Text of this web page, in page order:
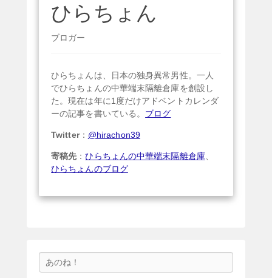
ひらちょん
ブロガー
ひらちょんは、日本の独身異常男性。一人
でひらちょんの中華端末隔離倉庫を創設し
た。現在は年に1度だけアドベントカレンダ
ーの記事を書いている。 ブログ
Twitter： @hirachon39
寄稿先 ：ひらちょんの中華端末隔離倉庫、
ひらちょんのブログ
索